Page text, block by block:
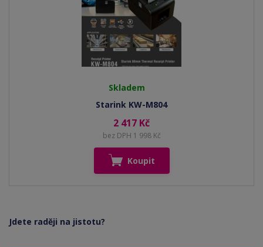
Skladem
Starink KW-M804
2 417 Kč
bez DPH 1 998 Kč
Koupit
Jdete raději na jistotu?